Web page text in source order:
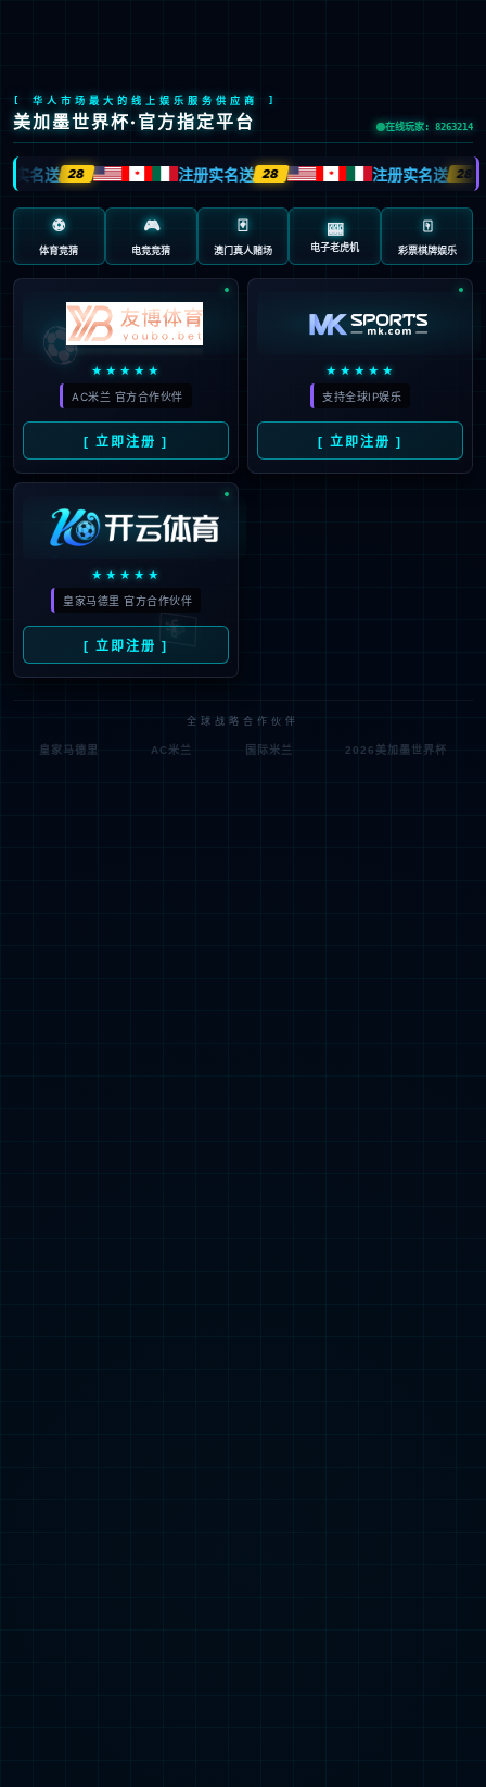
mksport厨柜 mksport衣柜 mksport木门 阳台卫浴